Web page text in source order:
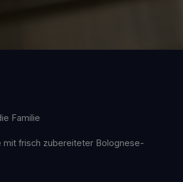
Familie
mit frisch zubereiteter Bolognese-